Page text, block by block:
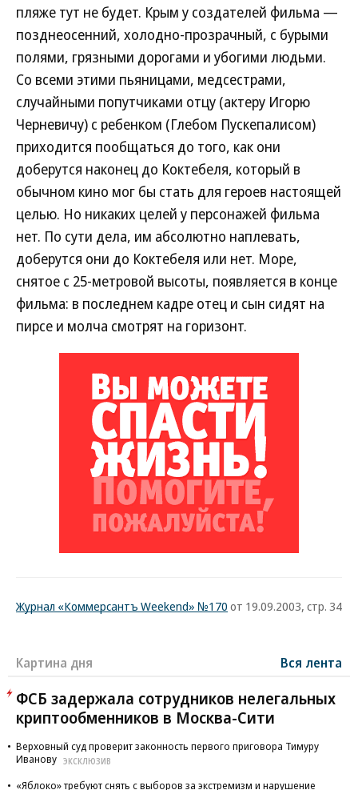
пляже тут не будет. Крым у создателей фильма —
позднеосенний, холодно-прозрачный, с бурыми
полями, грязными дорогами и убогими людьми.
Со всеми этими пьяницами, медсестрами,
случайными попутчиками отцу (актеру Игорю
Черневичу) с ребенком (Глебом Пускепалисом)
приходится пообщаться до того, как они
доберутся наконец до Коктебеля, который в
обычном кино мог бы стать для героев настоящей
целью. Но никаких целей у персонажей фильма
нет. По сути дела, им абсолютно наплевать,
доберутся они до Коктебеля или нет. Море,
снятое с 25-метровой высоты, появляется в конце
фильма: в последнем кадре отец и сын сидят на
пирсе и молча смотрят на горизонт.
Журнал «Коммерсантъ Weekend» №170 от 19.09.2003, стр. 34
Картина дня Вся лента
ФСБ задержала сотрудников нелегальных
криптообменников в Москва-Сити
Верховный суд проверит законность первого приговора Тимуру
Иванову ЭКСКЛЮЗИВ
«Яблоко» требуют снять с выборов за экстремизм и нарушение